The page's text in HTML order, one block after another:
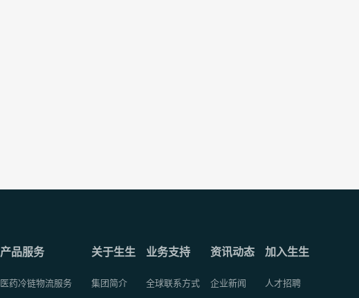
产品服务
医药冷链物流服务
关于生生
集团简介
业务支持
全球联系方式
资讯动态
企业新闻
加入生生
人才招聘